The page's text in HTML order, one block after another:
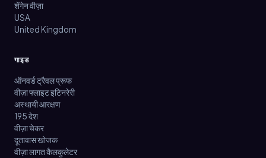
शेंगेन वीज़ा
USA
United Kingdom
गाइड
ऑनवर्ड ट्रैवल प्रूफ
वीज़ा फ्लाइट इटिनरेरी
अस्थायी आरक्षण
195 देश
वीज़ा चेकर
दूतावास खोजक
वीज़ा लागत कैलकुलेटर